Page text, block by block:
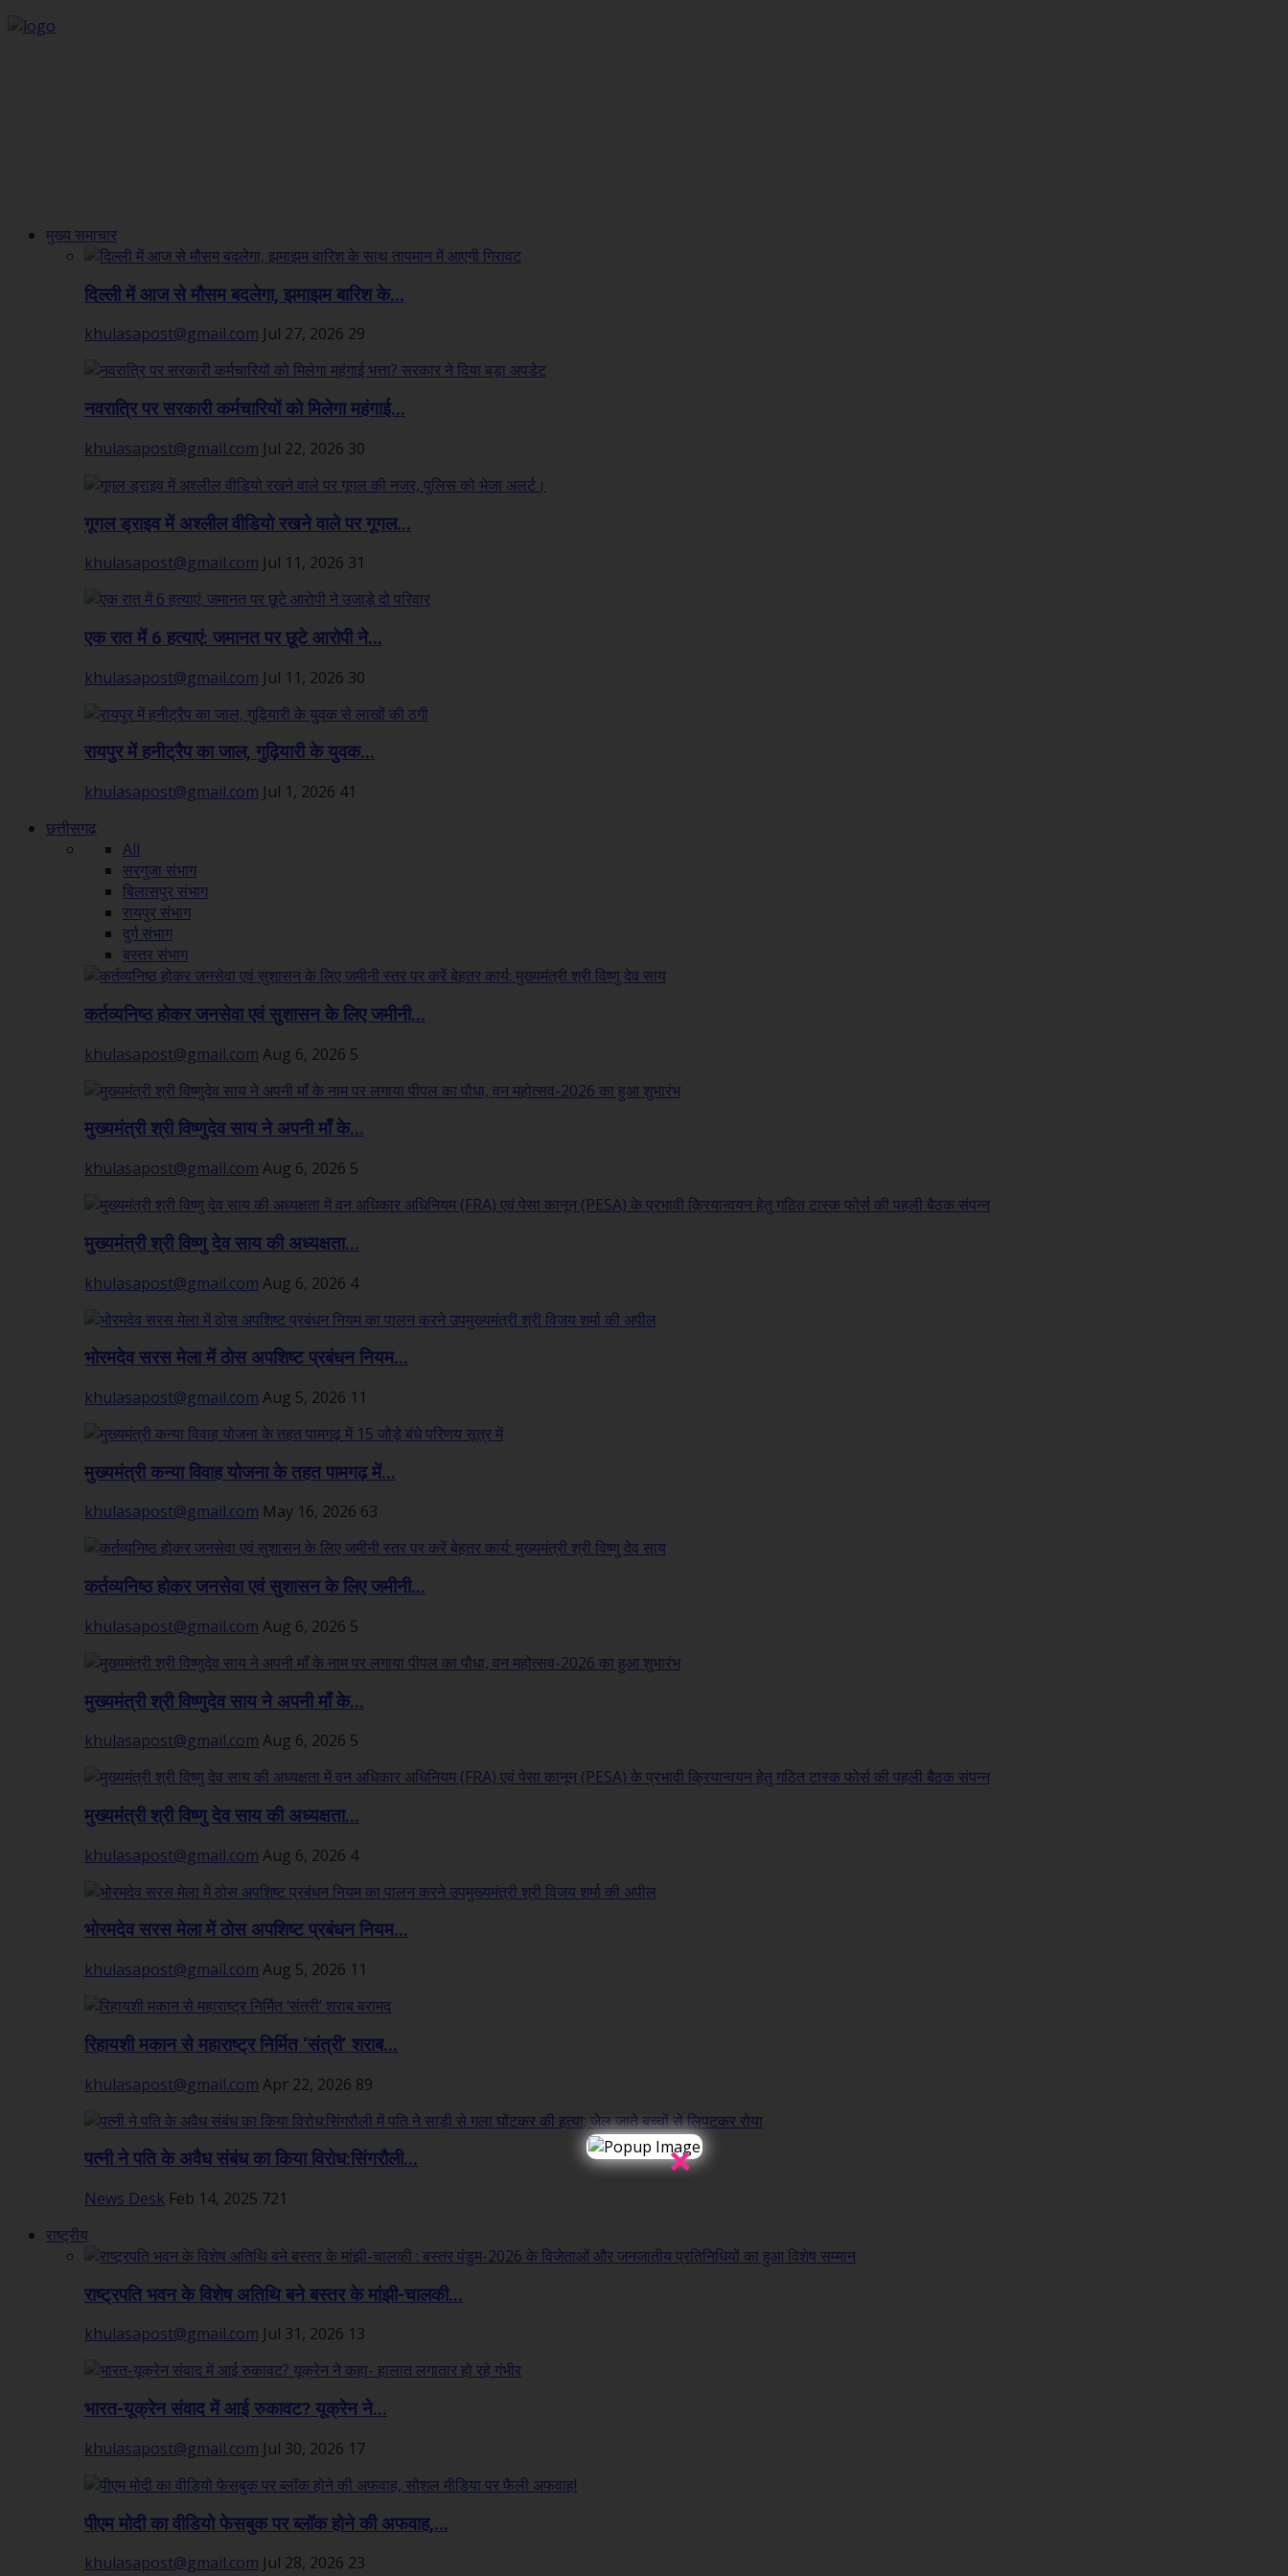
मुख्य समाचार
दिल्ली में आज से मौसम बदलेगा, झमाझम बारिश के...
khulasapost@gmail.com Jul 27, 2026 29
नवरात्रि पर सरकारी कर्मचारियों को मिलेगा महंगाई...
khulasapost@gmail.com Jul 22, 2026 30
गूगल ड्राइव में अश्लील वीडियो रखने वाले पर गूगल...
khulasapost@gmail.com Jul 11, 2026 31
एक रात में 6 हत्याएं: जमानत पर छूटे आरोपी ने...
khulasapost@gmail.com Jul 11, 2026 30
रायपुर में हनीट्रैप का जाल, गुढ़ियारी के युवक...
khulasapost@gmail.com Jul 1, 2026 41
छत्तीसगढ़
All
सरगुजा संभाग
बिलासपुर संभाग
रायपुर संभाग
दुर्ग संभाग
बस्तर संभाग
कर्तव्यनिष्ठ होकर जनसेवा एवं सुशासन के लिए जमीनी...
khulasapost@gmail.com Aug 6, 2026 5
मुख्यमंत्री श्री विष्णुदेव साय ने अपनी माँ के...
khulasapost@gmail.com Aug 6, 2026 5
मुख्यमंत्री श्री विष्णु देव साय की अध्यक्षता...
khulasapost@gmail.com Aug 6, 2026 4
भोरमदेव सरस मेला में ठोस अपशिष्ट प्रबंधन नियम...
khulasapost@gmail.com Aug 5, 2026 11
मुख्यमंत्री कन्या विवाह योजना के तहत पामगढ़ में...
khulasapost@gmail.com May 16, 2026 63
कर्तव्यनिष्ठ होकर जनसेवा एवं सुशासन के लिए जमीनी...
khulasapost@gmail.com Aug 6, 2026 5
मुख्यमंत्री श्री विष्णुदेव साय ने अपनी माँ के...
khulasapost@gmail.com Aug 6, 2026 5
मुख्यमंत्री श्री विष्णु देव साय की अध्यक्षता...
khulasapost@gmail.com Aug 6, 2026 4
भोरमदेव सरस मेला में ठोस अपशिष्ट प्रबंधन नियम...
khulasapost@gmail.com Aug 5, 2026 11
रिहायशी मकान से महाराष्ट्र निर्मित ‘संत्री’ शराब...
khulasapost@gmail.com Apr 22, 2026 89
पत्नी ने पति के अवैध संबंध का किया विरोध:सिंगरौली...
News Desk Feb 14, 2025 721
राष्ट्रीय
राष्ट्रपति भवन के विशेष अतिथि बने बस्तर के मांझी-चालकी...
khulasapost@gmail.com Jul 31, 2026 13
भारत-यूक्रेन संवाद में आई रुकावट? यूक्रेन ने...
khulasapost@gmail.com Jul 30, 2026 17
पीएम मोदी का वीडियो फेसबुक पर ब्लॉक होने की अफवाह,...
khulasapost@gmail.com Jul 28, 2026 23
×